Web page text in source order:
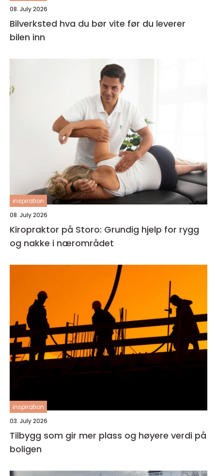
08. July 2026
Bilverksted hva du bør vite før du leverer
bilen inn
inspiration
08. July 2026
Kiropraktor på Storo: Grundig hjelp for rygg
og nakke i nærområdet
inspiration
03. July 2026
Tilbygg som gir mer plass og høyere verdi på
boligen